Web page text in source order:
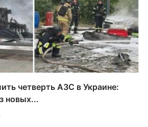
четверть АЗС в Украине:
новых...